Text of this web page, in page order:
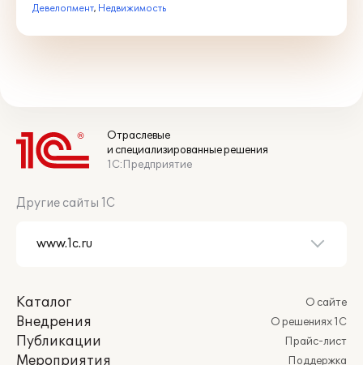
Девелопмент, Недвижимость
Отраслевые
и специализированные решения
1С:Предприятие
Другие сайты 1С
Каталог
Внедрения
Публикации
Мероприятия
О сайте
О решениях 1С
Прайс-лист
Поддержка